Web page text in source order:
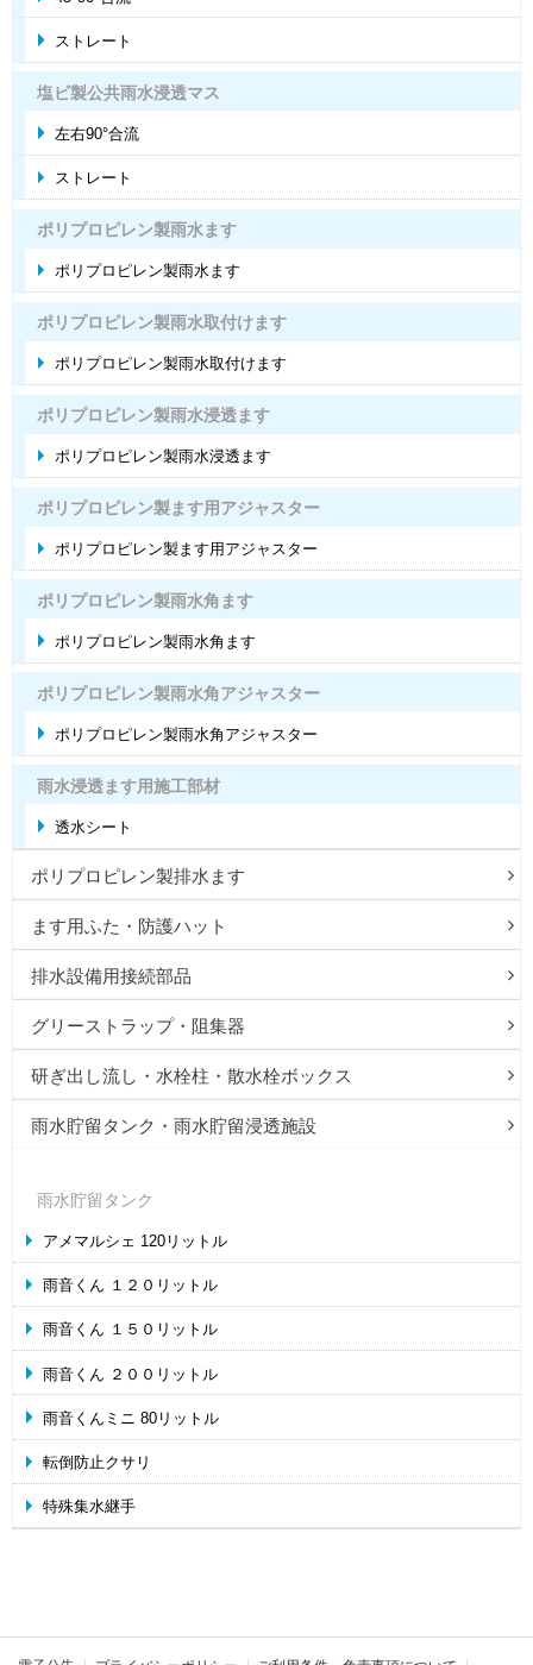
ストレート
塩ビ製公共雨水浸透マス
左右90°合流
ストレート
ポリプロピレン製雨水ます
ポリプロピレン製雨水ます
ポリプロピレン製雨水取付けます
ポリプロピレン製雨水取付けます
ポリプロピレン製雨水浸透ます
ポリプロピレン製雨水浸透ます
ポリプロピレン製ます用アジャスター
ポリプロピレン製ます用アジャスター
ポリプロピレン製雨水角ます
ポリプロピレン製雨水角ます
ポリプロピレン製雨水角アジャスター
ポリプロピレン製雨水角アジャスター
雨水浸透ます用施工部材
透水シート
ポリプロピレン製排水ます
ます用ふた・防護ハット
排水設備用接続部品
グリーストラップ・阻集器
研ぎ出し流し・水栓柱・散水栓ボックス
雨水貯留タンク・雨水貯留浸透施設
雨水貯留タンク
アメマルシェ 120リットル
雨音くん １２０リットル
雨音くん １５０リットル
雨音くん ２００リットル
雨音くんミニ 80リットル
転倒防止クサリ
特殊集水継手